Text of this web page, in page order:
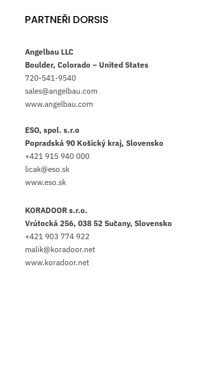
PARTNEŘI DORSIS
Angelbau LLC
Boulder, Colorado – United States
720-541-9540
sales@angelbau.com
www.angelbau.com
ESO, spol. s.r.o
Popradská 90 Košický kraj, Slovensko
+421 915 940 000
licak@eso.sk
www.eso.sk
KORADOOR s.r.o.
Vrútocká 256, 038 52 Sučany, Slovensko
+421 903 774 922
malik@koradoor.net
www.koradoor.net